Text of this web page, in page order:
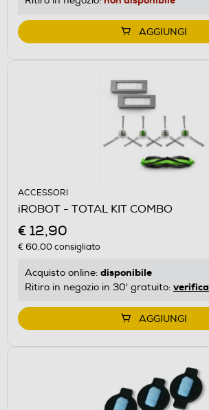
AGGIUNGI
ACCESSORI
iROBOT - TOTAL KIT COMBO
€ 12,90
€ 60,00consigliato
Acquisto online: disponibile
Ritiro in negozio in 30' gratuito: verifica
AGGIUNGI